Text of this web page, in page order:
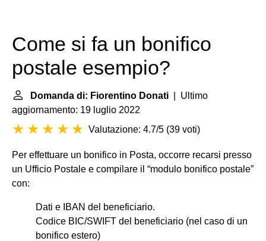
Come si fa un bonifico
postale esempio?
Domanda di: Fiorentino Donati | Ultimo
aggiornamento: 19 luglio 2022
Valutazione: 4.7/5 (39 voti)
Per effettuare un bonifico in Posta, occorre recarsi presso
un Ufficio Postale e compilare il “modulo bonifico postale”
con:
Dati e IBAN del beneficiario.
Codice BIC/SWIFT del beneficiario (nel caso di un
bonifico estero)